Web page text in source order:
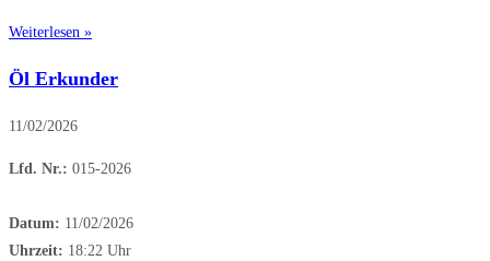
Weiterlesen »
Öl Erkunder
11/02/2026
Lfd. Nr.: 015-2026
Datum: 11/02/2026
Uhrzeit: 18:22 Uhr